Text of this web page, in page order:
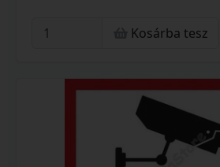
Kosárba tesz